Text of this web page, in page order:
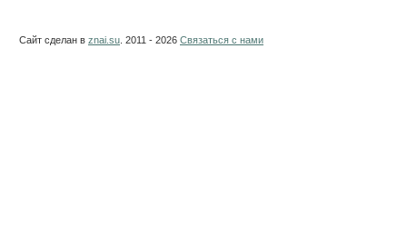
Сайт сделан в znai.su . 2011 - 2026 Связаться с нами